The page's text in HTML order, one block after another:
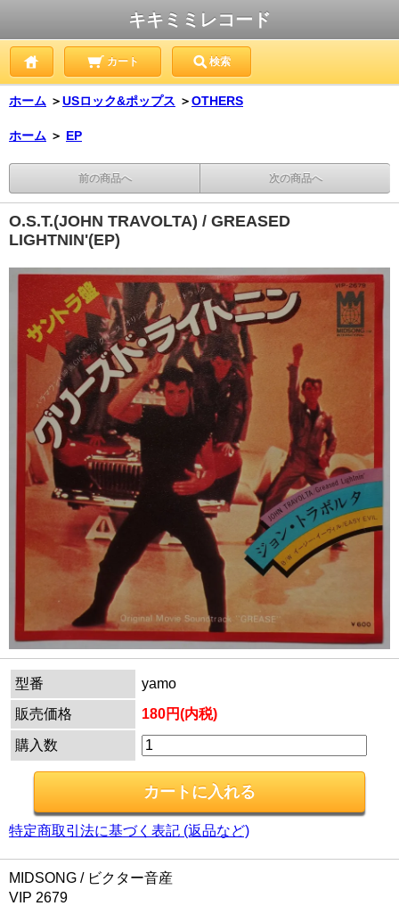
キキミミレコード
カート 検索
ホーム ＞USロック&ポップス ＞OTHERS
ホーム ＞ EP
前の商品へ 次の商品へ
O.S.T.(JOHN TRAVOLTA) / GREASED
LIGHTNIN'(EP)
型番
yamo
販売価格
180円(内税)
購入数
特定商取引法に基づく表記 (返品など)
MIDSONG / ビクター音産
VIP 2679